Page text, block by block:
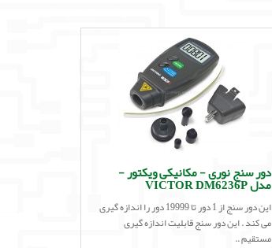
دور سنج نوری - مکانیکی ویکتور -
مدل VICTOR DM6236P
این دور سنج از 1 دور تا 19999 دور را اندازه گیری
می کند . این دور سنج قابلیت اندازه گیری
مستقیم ..